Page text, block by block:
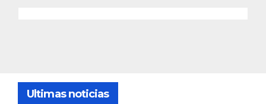
Ultimas noticias